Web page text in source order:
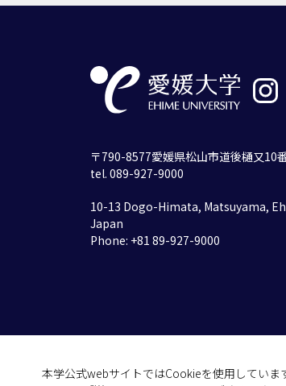
本学公式webサイトではCookieを使用していま
〒790-8577愛媛県松山市道後樋又10
tel. 089-927-9000
10-13 Dogo-Himata, Matsuyama,
Japan
Phone: +81 89-927-9000